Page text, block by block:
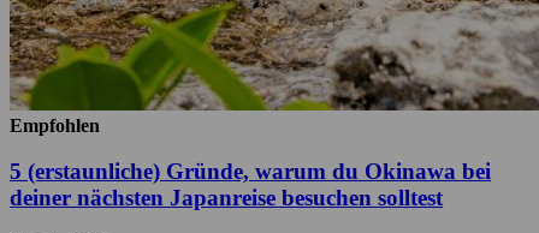
Empfohlen
5 (erstaunliche) Gründe, warum du Okinawa bei
deiner nächsten Japanreise besuchen solltest